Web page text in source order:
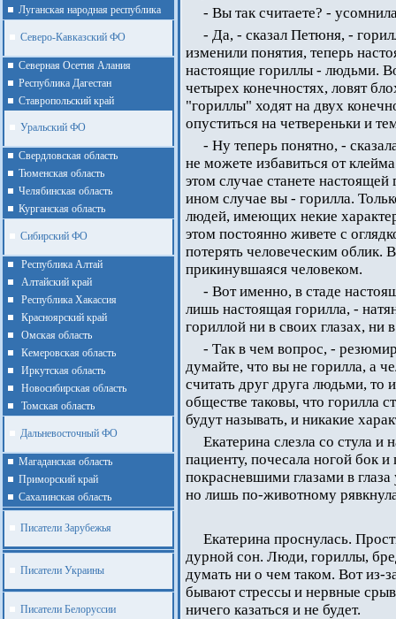
Луганская народная республика
Северо-Кавказский ФО
Северная Осетия Алания
Республика Дагестан
Ставропольский край
Уральский ФО
Cвердловская область
Тюменская область
Челябинская область
Курганская область
Сибирский ФО
Республика Алтай
Алтайcкий край
Республика Хакассия
Красноярский край
Омская область
Кемеровская область
Иркутская область
Новосибирская область
Томская область
Дальневосточный ФО
Магаданская область
Приморский край
Cахалинская область
Писатели Зарубежья
Писатели Украины
Писатели Белоруссии
- Вы так считаете? -
- Да, - сказал Петюня, -
изменили понятия, теперь
настоящие гориллы - людьми.
четырех конечностях, ловят
"гориллы" ходят на двух
опуститься на четвереньки и
- Ну теперь понятно, -
не можете избавиться от
этом случае станете
ином случае вы - горилла.
людей, имеющих некие
этом постоянно живете с
потерять человеческим облик.
прикинувшаяся человеком.
- Вот именно, в стаде
лишь настоящая горилла, -
гориллой ни в своих глазах, ни
- Так в чем вопрос, -
думайте, что вы не горилла, а
считать друг друга людьми, то
обществе таковы, что горилла
будут называть, и никакие
Екатерина слезла со стула и
пациенту, почесала ногой бок
покрасневшими глазами в
но лишь по-животному
Екатерина проснулась.
дурной сон. Люди, гориллы,
думать ни о чем таком. Вот из-
бывают стрессы и нервные
ничего казаться и не будет.